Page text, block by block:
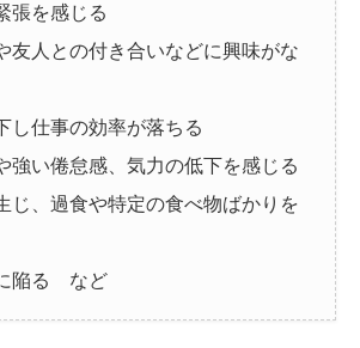
張を感じる
友人との付き合いなどに興味がな
し仕事の効率が落ちる
強い倦怠感、気力の低下を感じる
じ、過食や特定の食べ物ばかりを
陥る など